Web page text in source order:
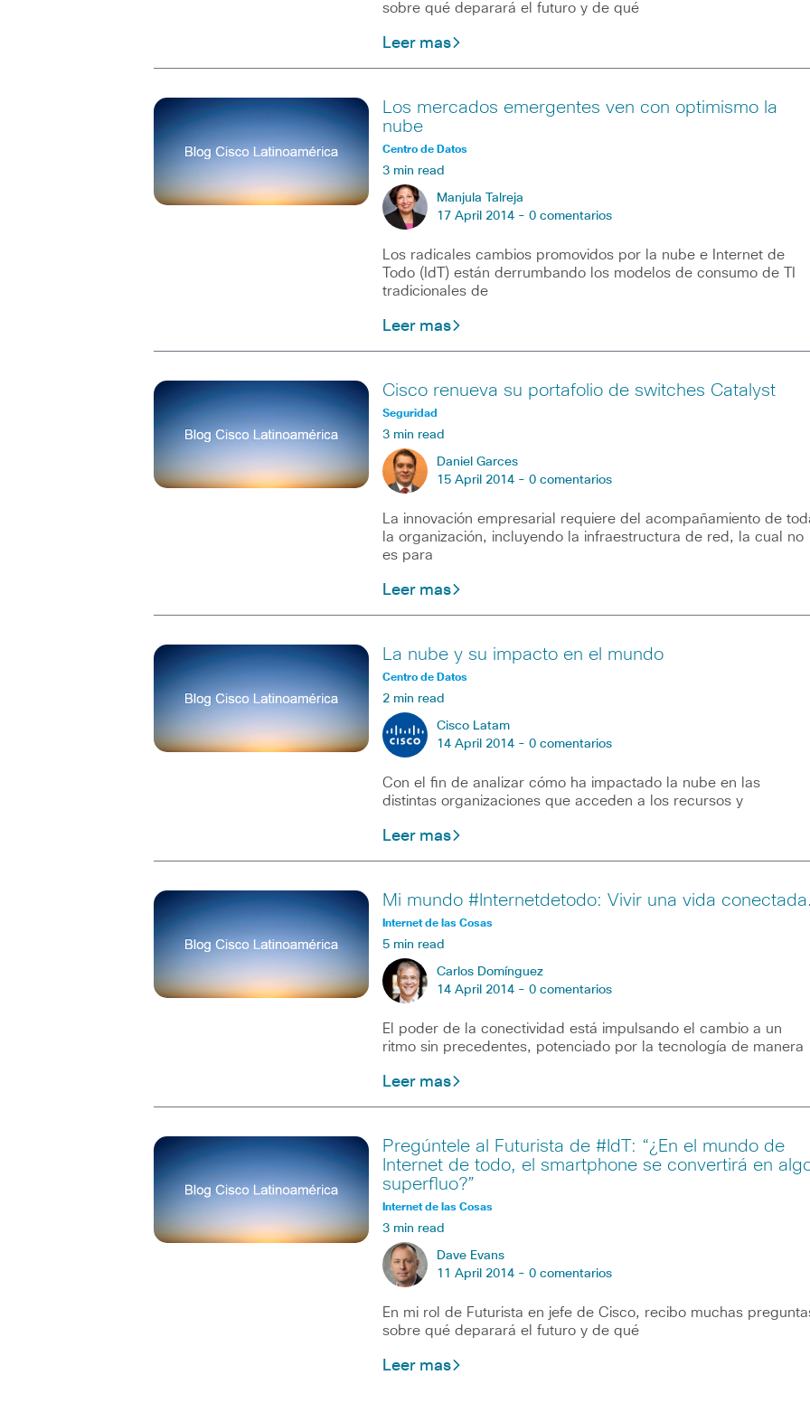
sobre qué deparará el futuro y de qué
Leer mas
Los mercados emergentes ven con optimismo la
nube
Centro de Datos
3 min read
Manjula Talreja
17 April 2014 - 0 comentarios
Los radicales cambios promovidos por la nube e Internet de
Todo (IdT) están derrumbando los modelos de consumo de TI
tradicionales de
Leer mas
Cisco renueva su portafolio de switches Catalyst
Seguridad
3 min read
Daniel Garces
15 April 2014 - 0 comentarios
La innovación empresarial requiere del acompañamiento de
la organización, incluyendo la infraestructura de red, la cual no
es para
Leer mas
La nube y su impacto en el mundo
Centro de Datos
2 min read
Cisco Latam
14 April 2014 - 0 comentarios
Con el fin de analizar cómo ha impactado la nube en las
distintas organizaciones que acceden a los recursos y
Leer mas
Mi mundo #Internetdetodo: Vivir una vida
Internet de las Cosas
5 min read
Carlos Domínguez
14 April 2014 - 0 comentarios
El poder de la conectividad está impulsando el cambio a un
ritmo sin precedentes, potenciado por la tecnología de manera
Leer mas
Pregúntele al Futurista de #IdT: “¿En el mundo de
Internet de todo, el smartphone se convertirá en
superfluo?”
Internet de las Cosas
3 min read
Dave Evans
11 April 2014 - 0 comentarios
En mi rol de Futurista en jefe de Cisco, recibo muchas
sobre qué deparará el futuro y de qué
Leer mas